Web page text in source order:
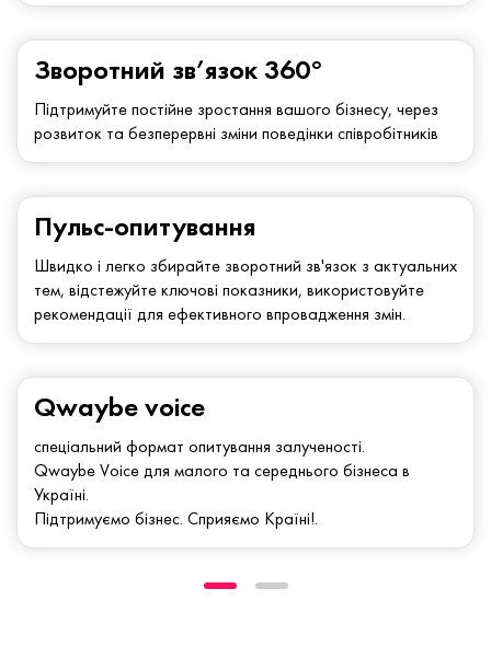
Зворотний зв’язок 360°
Підтримуйте постійне зростання вашого бізнесу, через
розвиток та безперервні зміни поведінки співробітників
Qwaybe voice
спеціальний формат опитування залученості.
Qwaybe Voice для малого та середнього бізнеса в
Україні.
Підтримуємо бізнес. Сприяємо Країні!.
Пульс-опитування
Швидко і легко збирайте зворотний зв'язок з актуальних
тем, відстежуйте ключові показники, використовуйте
рекомендації для ефективного впровадження змін.